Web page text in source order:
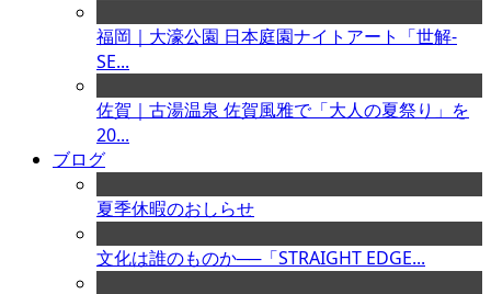
福岡｜大濠公園 日本庭園ナイトアート「世解-
SE...
佐賀｜古湯温泉 佐賀風雅で「大人の夏祭り」を
20...
ブログ
夏季休暇のおしらせ
文化は誰のものか──「STRAIGHT EDGE...